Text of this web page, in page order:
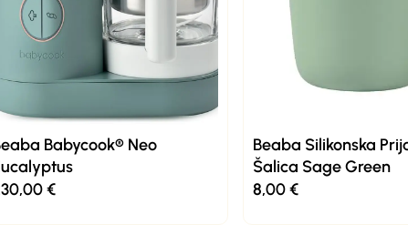
Babycook® Neo
€
Beaba Silikonska
Šalica Sage Green
8,00€